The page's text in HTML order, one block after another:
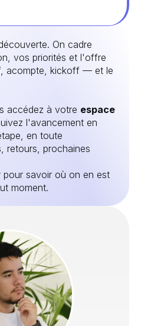
On cadre
vos priorités et l'offre
acompte, kickoff — et le
accédez à votre espace
l'avancement en
en toute
retours, prochaines
pour savoir où on en est
moment.